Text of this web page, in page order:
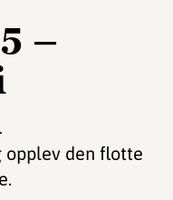
–
opplev den ﬂotte